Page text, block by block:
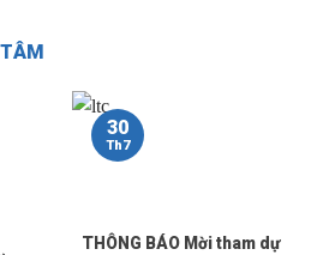
THÔNG BÁO Mời tham dự
30
Th7